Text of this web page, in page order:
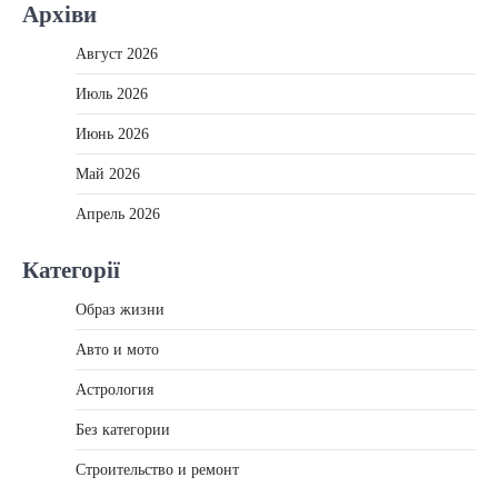
Архіви
Август 2026
Июль 2026
Июнь 2026
Май 2026
Апрель 2026
Категорії
Образ жизни
Авто и мото
Астрология
Без категории
Строительство и ремонт